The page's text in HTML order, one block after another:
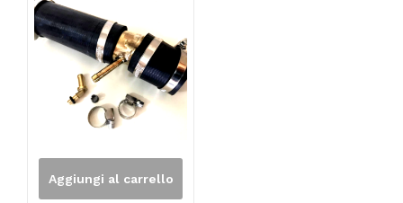
Aggiungi al carrello